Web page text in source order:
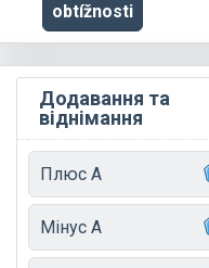
obtížnosti
Додавання та
віднімання
Плюс A
Мінус A